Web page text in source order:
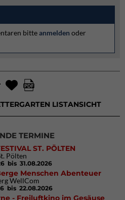
bitteanmelden oder
LISTANSICHT
TERMINE
ST. PÖLTEN
Pölten
bis 31.08.2026
Menschen Abenteuer
WellCom
bis 22.08.2026
- Freiluftkino im Gesäuse